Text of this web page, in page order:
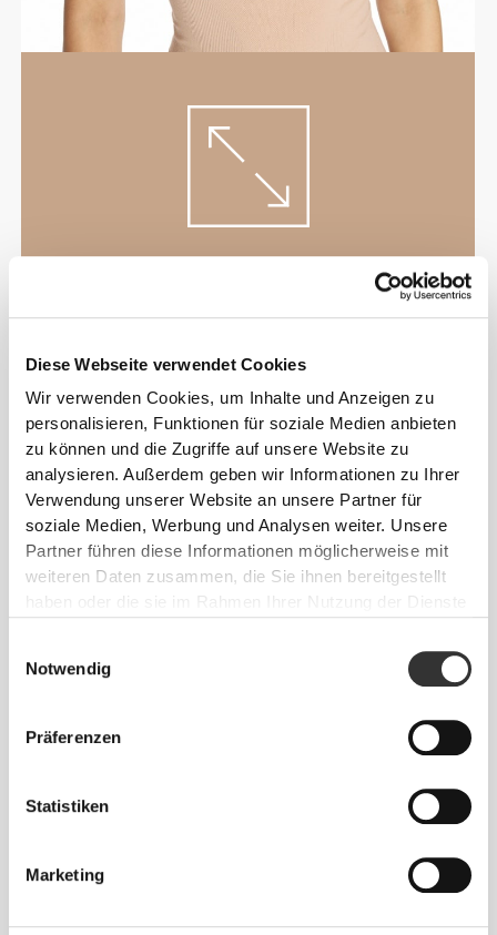
Diese Webseite verwendet Cookies
Wir verwenden Cookies, um Inhalte und Anzeigen zu
personalisieren, Funktionen für soziale Medien anbieten
zu können und die Zugriffe auf unsere Website zu
analysieren. Außerdem geben wir Informationen zu Ihrer
Verwendung unserer Website an unsere Partner für
soziale Medien, Werbung und Analysen weiter. Unsere
Partner führen diese Informationen möglicherweise mit
weiteren Daten zusammen, die Sie ihnen bereitgestellt
haben oder die sie im Rahmen Ihrer Nutzung der Dienste
Notwendig
Präferenzen
Statistiken
Marketing
Schultern in der richtigen Position halten und dabei
helfen, deine Körperhaltung zu verbessern.
Muskeln stärkt, die Durchblutung verbessert,